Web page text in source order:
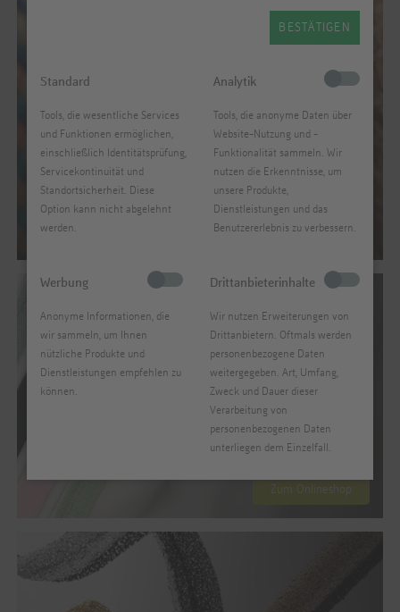
Paspelband elastisch 10 mm
Erhältlich in 26 verschiedenen Farben. Bestellen Sie jetzt im
Onlineshop oder direkt bei ihrem Gebietsverkaufsleiter.
Zum Onlineshop
Paspelband Jersey stretch 12mm 2m
Erhältlich in 24 verschiedenen Farben. Bestellen Sie jetzt
im Onlineshop oder direkt bei ihrem
Gebietsverkaufsleiter.
Zum Onlineshop
BESTÄTIGEN
Standard
Tools, die wesentliche Services
und Funktionen ermöglichen,
einschließlich Identitätsprüfung,
Servicekontinuität und
Standortsicherheit. Diese
Option kann nicht abgelehnt
werden.
Analytik
Tools, die anonyme Daten über
Website-Nutzung und -
Funktionalität sammeln. Wir
nutzen die Erkenntnisse, um
unsere Produkte,
Dienstleistungen und das
Benutzererlebnis zu verbessern.
Werbung
Anonyme Informationen, die
wir sammeln, um Ihnen
nützliche Produkte und
Dienstleistungen empfehlen zu
können.
Drittanbieterinhalte
Wir nutzen Erweiterungen von
Drittanbietern. Oftmals werden
personenbezogene Daten
weitergegeben. Art, Umfang,
Zweck und Dauer dieser
Verarbeitung von
personenbezogenen Daten
unterliegen dem Einzelfall.